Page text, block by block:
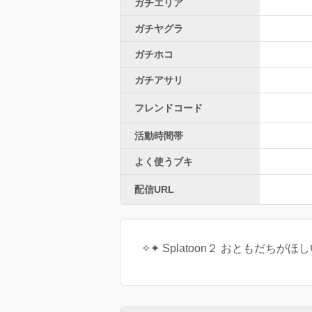
ガチエリア
ガチヤグラ
ガチホコ
ガチアサリ
フレンドコード
活動時間帯
よく使うブキ
配信URL
✧✦ Splatoon２ おともだちがほし